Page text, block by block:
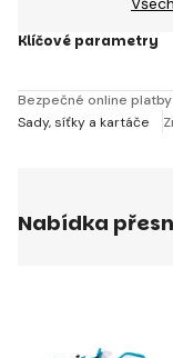
Klíčové parametry
Bezpečné online platby
Sady, síťky a kartáče
Nabídka